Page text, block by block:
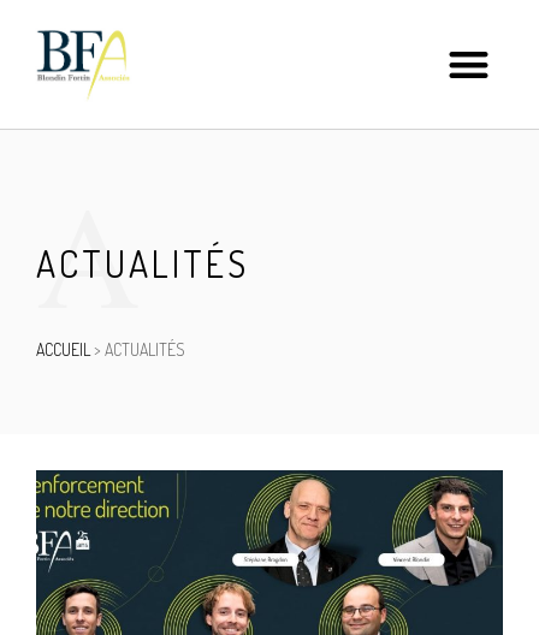
A
ACTUALITÉS
ACCUEIL > ACTUALITÉS